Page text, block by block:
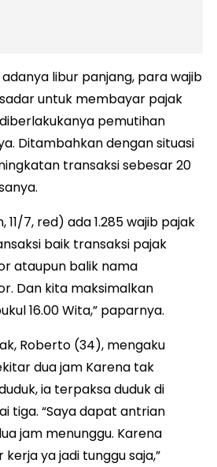
libur panjang, para wajib
untuk membayar pajak
pemutihan
Ditambahkan dengan situasi
transaksi sebesar 20
11/7, red) ada 1.285 wajib pajak
baik transaksi pajak
ataupun balik nama
Dan kita maksimalkan
16.00 Wita,” paparnya.
Roberto (34), mengaku
dua jam Karena tak
ia terpaksa duduk di
tiga. “Saya dapat antrian
jam menunggu. Karena
ya jadi tunggu saja,”